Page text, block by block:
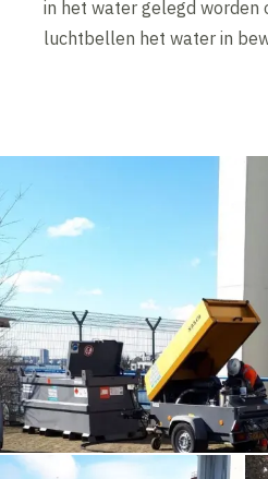
in het water gelegd worden
luchtbellen het water in